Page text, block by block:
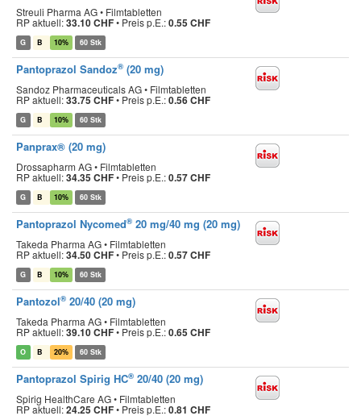
Streuli Pharma AG • Filmtabletten
RP aktuell:33.10 CHF• Preis p.E.:0.55 CHF
G B 10% 60 Stk
Pantoprazol Sandoz® (20 mg)
Sandoz Pharmaceuticals AG • Filmtabletten
RP aktuell:33.75 CHF• Preis p.E.:0.56 CHF
G B 10% 60 Stk
Panprax® (20 mg)
Drossapharm AG • Filmtabletten
RP aktuell:34.35 CHF• Preis p.E.:0.57 CHF
G B 10% 60 Stk
Pantoprazol Nycomed® 20 mg/40 mg (20 mg)
Takeda Pharma AG • Filmtabletten
RP aktuell:34.50 CHF• Preis p.E.:0.57 CHF
G B 10% 60 Stk
Pantozol® 20/40 (20 mg)
Takeda Pharma AG • Filmtabletten
RP aktuell:39.10 CHF• Preis p.E.:0.65 CHF
O B 20% 60 Stk
Pantoprazol Spirig HC® 20/40 (20 mg)
Spirig HealthCare AG • Filmtabletten
RP aktuell:24.25 CHF• Preis p.E.:0.81 CHF